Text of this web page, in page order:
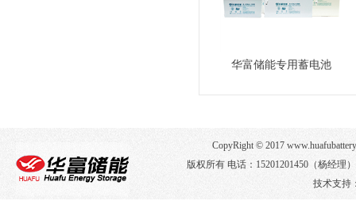
华富储能专用蓄电池
CopyRight © 2017
版权所有 电话：15201201450（杨经
技术支持